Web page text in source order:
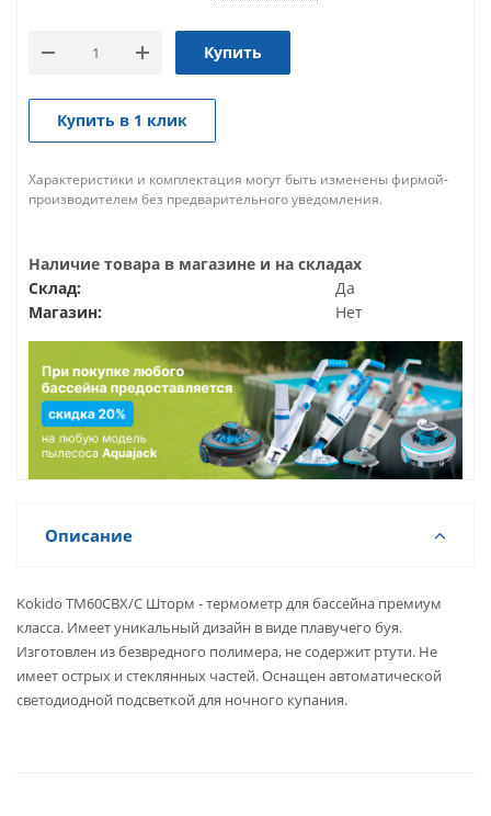
Купить
Купить в 1 клик
Характеристики и комплектация могут быть изменены фирмой-
производителем без предварительного уведомления.
Наличие товара в магазине и на складах
Склад:
Да
Магазин:
Нет
Описание
Kokido TM60CBX/C Шторм - термометр для бассейна премиум
класса. Имеет уникальный дизайн в виде плавучего буя.
Изготовлен из безвредного полимера, не содержит ртути. Не
имеет острых и стеклянных частей. Оснащен автоматической
светодиодной подсветкой для ночного купания.